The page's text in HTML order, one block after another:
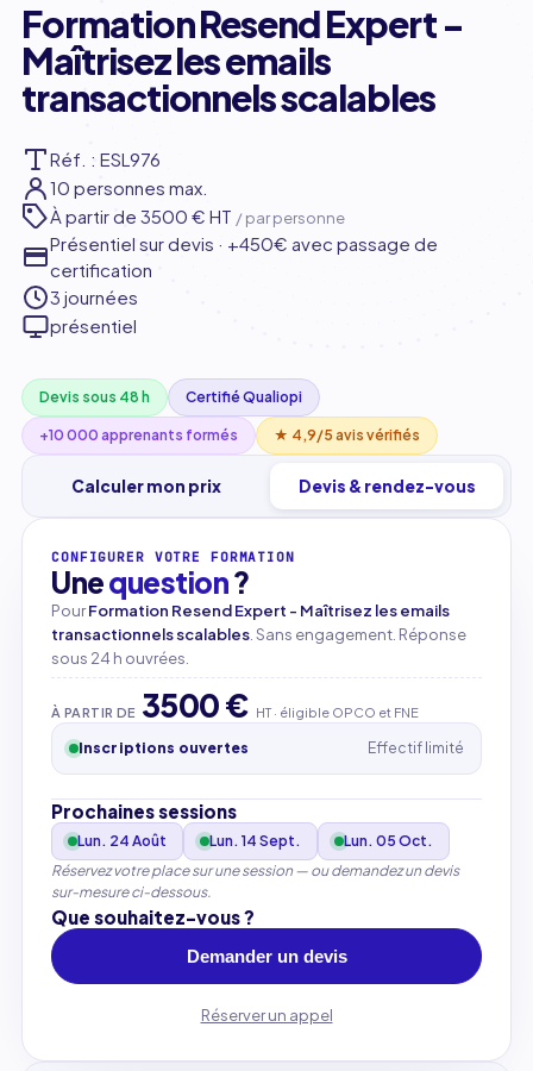
Formation Resend Expert -
Maîtrisez les emails
transactionnels scalables
Réf. : ESL976
10 personnes max.
À partir de 3500 € HT / par personne
Présentiel sur devis · +450€ avec passage de
certification
3 journées
présentiel
Devis sous 48 h Certifié Qualiopi
+10 000 apprenants formés ★ 4,9/5 avis vérifiés
Calculer mon prix Devis & rendez-vous
CONFIGURER VOTRE FORMATION
Unequestion?
PourFormation Resend Expert - Maîtrisez les emails
transactionnels scalables . Sans engagement. Réponse
sous 24 h ouvrées.
À PARTIR DE 3500 € HT · éligible OPCO et FNE
Inscriptions ouvertes Effectif limité
Prochaines sessions
Lun. 24 Août Lun. 14 Sept.
Lun. 05 Oct.
Réservez votre place sur une session — ou demandez un devis
sur-mesure ci-dessous.
Que souhaitez-vous ?
Demander un devis
Réserver un appel